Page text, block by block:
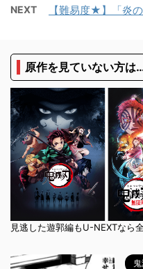
NEXT 【難易度★】「炎
原作を見ていない方は
見逃した遊郭編もU-NEXTなら